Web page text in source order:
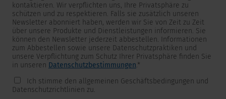
kontaktieren. Wir verpflichten uns, Ihre Privatsphäre zu
schützen und zu respektieren. Falls sie zusätzlich unseren
Newsletter abonniert haben, werden wir Sie von Zeit zu Zeit
über unsere Produkte und Dienstleistungen informieren. Sie
können den Newsletter jederzeit abbestellen. Informationen
zum Abbestellen sowie unsere Datenschutzpraktiken und
unsere Verpflichtung zum Schutz Ihrer Privatsphäre finden Sie
in unseren Datenschutzbestimmungen.*
Ich stimme den allgemeinen Geschäftsbedingungen und
Datenschutzrichtlinien zu.